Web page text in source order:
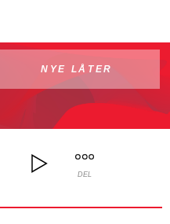
NYE LÅTER
DEL